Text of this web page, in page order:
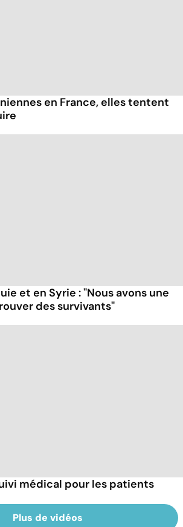
en France, elles tentent
et en Syrie : "Nous avons une
des survivants"
médical pour les patients
Plus de vidéos